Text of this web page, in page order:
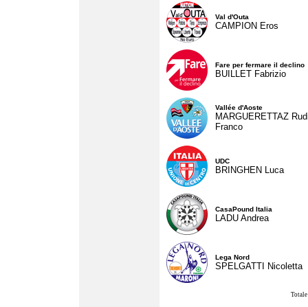
Val d'Outa
CAMPION Eros
Fare per fermare il declino
BUILLET Fabrizio
Vallée d'Aoste
MARGUERETTAZ
Franco
UDC
BRINGHEN Luca
CasaPound Italia
LADU Andrea
Lega Nord
SPELGATTI Nicoletta